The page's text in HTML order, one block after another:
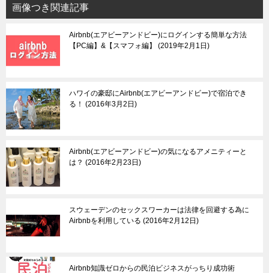
画像つき関連記事
Airbnb(エアビーアンドビー)にログインする簡単な方法
【PC編】&【スマフォ編】
2019年2月1日
ハワイの豪邸にAirbnb(エアビーアンドビー)で宿泊でき
る！
2016年3月2日
Airbnb(エアビーアンドビー)の気になるアメニティーと
は？
2016年2月23日
スウェーデンのセックスワーカーは法律を回避する為に
Airbnbを利用している 2016年2月12日
Airbnb知識ゼロからの民泊ビジネスがっちり成功術